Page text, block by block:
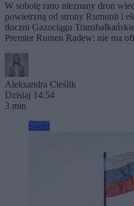
W sobotę rano nieznany dron
powietrzną od strony Rumunii i
tłoczni Gazociągu
Premier Rumen Radew: nie ma
Aleksandra Cieślik
Dzisiaj 14:54
3 min